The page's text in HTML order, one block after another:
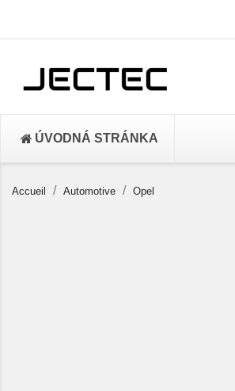
ÚVODNÁ STRÁNKA
Accueil Automotive Opel